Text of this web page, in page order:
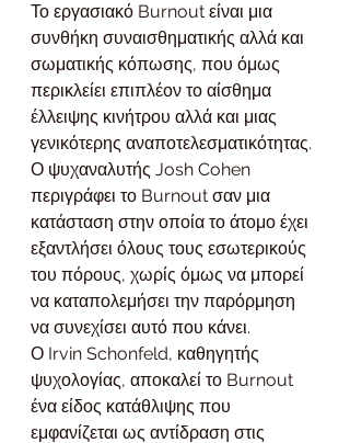
Το εργασιακό Burnout είναι μια
συνθήκη συναισθηματικής αλλά και
σωματικής κόπωσης, που όμως
περικλείει επιπλέον το αίσθημα
έλλειψης κινήτρου αλλά και μιας
γενικότερης αναποτελεσματικότητας.
Ο ψυχαναλυτής Josh Cohen
περιγράφει το Burnout σαν μια
κατάσταση στην οποία το άτομο έχει
εξαντλήσει όλους τους εσωτερικούς
του πόρους, χωρίς όμως να μπορεί
να καταπολεμήσει την παρόρμηση
να συνεχίσει αυτό που κάνει.
Ο Irvin Schonfeld, καθηγητής
ψυχολογίας, αποκαλεί το Burnout
ένα είδος κατάθλιψης που
εμφανίζεται ως αντίδραση στις